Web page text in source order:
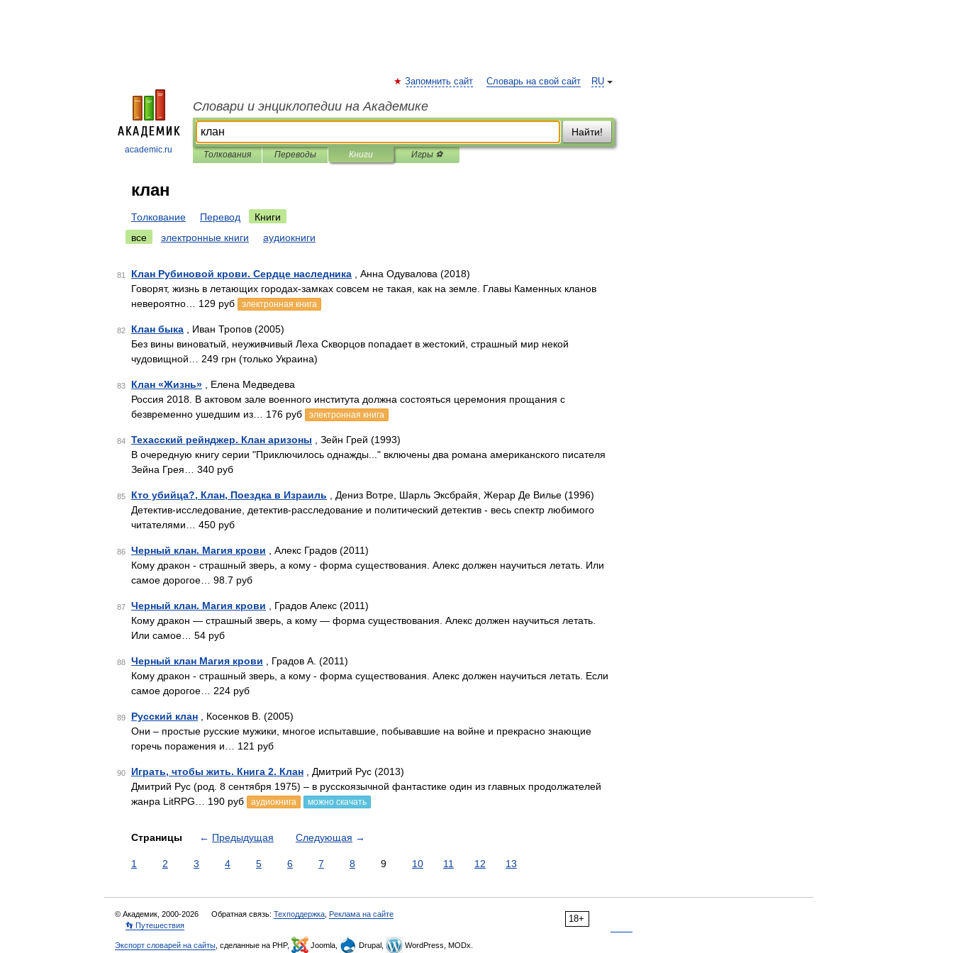
academic.ru
RU
Запомнить сайт Словарь на свой сайт
Словари и энциклопедии на Академике
Найти!
Толкования Переводы Книги Игры ⚽
клан
Толкование Перевод
Книги
все
электронные книги аудиокниги
81 Клан Рубиновой крови. Сердце наследника , Анна Одувалова (2018)
Говорят, жизнь в летающих городах-замках совсем не такая, как на земле. Главы Каменных кланов
невероятно… 129 руб
электронная книга
82 Клан быка , Иван Тропов (2005)
Без вины виноватый, неуживчивый Леха Скворцов попадает в жестокий, страшный мир некой
чудовищной… 249 грн (только Украина)
83 Клан «Жизнь» , Елена Медведева
Россия 2018. В актовом зале военного института должна состояться церемония прощания с
безвременно ушедшим из… 176 руб
электронная книга
84 Техасский рейнджер. Клан аризоны , Зейн Грей (1993)
В очередную книгу серии "Приключилось однажды..." включены два романа американского писателя
Зейна Грея… 340 руб
85 Кто убийца?, Клан, Поездка в Израиль , Дениз Вотре, Шарль Эксбрайя, Жерар Де Вилье (1996)
Детектив-исследование, детектив-расследование и политический детектив - весь спектр любимого
читателями… 450 руб
86 Черный клан. Магия крови , Алекс Градов (2011)
Кому дракон - страшный зверь, а кому - форма существования. Алекс должен научиться летать. Или
самое дорогое… 98.7 руб
87 Черный клан. Магия крови , Градов Алекс (2011)
Кому дракон — страшный зверь, а кому — форма сущест­вования. Алекс должен научиться летать.
Или самое… 54 руб
88 Черный клан Магия крови , Градов А. (2011)
Кому дракон - страшный зверь, а кому - форма существования. Алекс должен научиться летать. Если
самое дорогое… 224 руб
89 Русский клан , Косенков В. (2005)
Они – простые русские мужики, многое испытавшие, побывавшие на войне и прекрасно знающие
горечь поражения и… 121 руб
90 Играть, чтобы жить. Книга 2. Клан , Дмитрий Рус (2013)
Дмитрий Рус (род. 8 сентября 1975) – в русскоязычной фантастике один из главных продолжателей
жанра LitRPG… 190 руб
аудиокнига можно скачать
Страницы ← Предыдущая Следующая →
1 2 3 4 5 6 7 8 9 10 11 12 13
18+
© Академик, 2000-2026 Обратная связь: Техподдержка Реклама на сайте
👣 Путешествия
Экспорт словарей на сайты , сделанные на PHP, Joomla, Drupal, WordPress, MODx.